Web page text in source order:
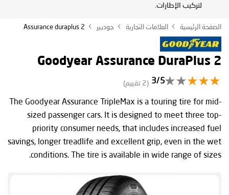
لتركيب الإطارات.
الصفحة الرئيسية العلامات التجارية جوديير Assurance duraplus 2
Goodyear Assurance DuraPlus 2
3/5 (2 تقييم)
The Goodyear Assurance TripleMax is a touring tire for mid-
sized passenger cars. It is designed to meet three top-
priority consumer needs, that includes increased fuel
savings, longer treadlife and excellent grip, even in the wet
conditions. The tire is available in wide range of sizes.